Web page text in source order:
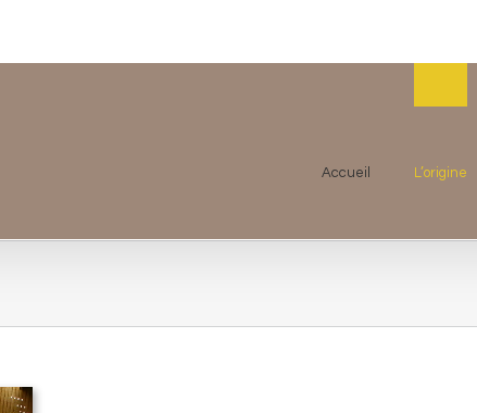
Accueil L’origine